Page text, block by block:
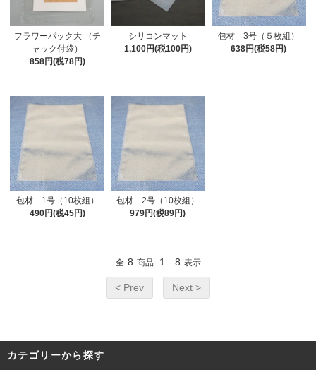
フラワーパック大 （チ
ャック付袋）
858円(税78円)
シリコンマット
1,100円(税100円)
包材 3号（５枚組）
638円(税58円)
包材 1号（10枚組）
490円(税45円)
包材 2号（10枚組）
979円(税89円)
全 8 商品 1 - 8 表示
< Prev Next >
カテゴリーから探す